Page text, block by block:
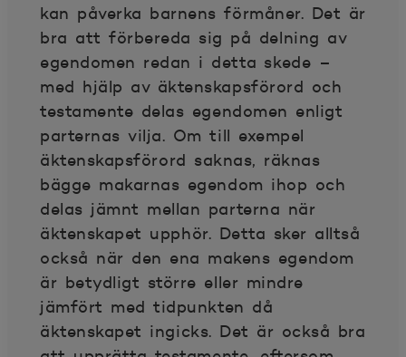
kan påverka barnens förmåner. Det är
bra att förbereda sig på delning av
egendomen redan i detta skede –
med hjälp av äktenskapsförord och
testamente delas egendomen enligt
parternas vilja. Om till exempel
äktenskapsförord saknas, räknas
bägge makarnas egendom ihop och
delas jämnt mellan parterna när
äktenskapet upphör. Detta sker alltså
också när den ena makens egendom
är betydligt större eller mindre
jämfört med tidpunkten då
äktenskapet ingicks. Det är också bra